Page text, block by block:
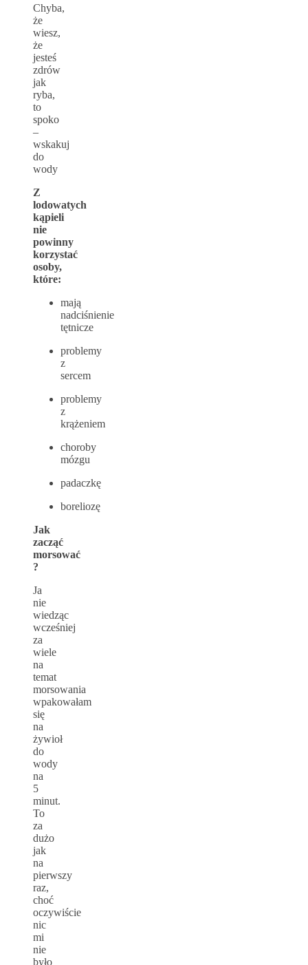
Chyba,
że
wiesz,
że
jesteś
zdrów
jak
ryba,
to
spoko
–
wskakuj
do
wody
Z
lodowatych
kąpieli
nie
powinny
korzystać
osoby,
które:
mają
nadciśnienie
tętnicze
problemy
z
sercem
problemy
z
krążeniem
choroby
mózgu
padaczkę
boreliozę
Jak
zacząć
morsować
?
Ja
nie
wiedząc
wcześniej
za
wiele
na
temat
morsowania
wpakowałam
się
na
żywioł
do
wody
na
5
minut.
To
za
dużo
jak
na
pierwszy
raz,
choć
oczywiście
nic
mi
nie
było